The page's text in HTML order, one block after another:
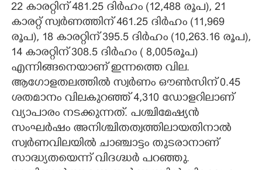
22 കാരറ്റിന് 481.25 ദിർഹം (12,488 രൂപ), 21
കാരറ്റ് സ്വർണത്തിന് 461.25 ദിർഹം (11,969
രൂപ), 18 കാരറ്റിന് 395.5 ദിർഹം (10,263.16 രൂപ),
14 കാരറ്റിന് 308.5 ദിർഹം ( 8,005രൂപ)
എന്നിങ്ങനെയാണ് ഇന്നത്തെ വില.
ആഗോളതലത്തിൽ സ്വർണം ഔൺസിന് 0.45
ശതമാനം വിലകുറഞ്ഞ് 4,310 ഡോളറിലാണ്
വ്യാപാരം നടക്കുന്നത്. പശ്ചിമേഷ്യൻ
സംഘർഷം അനിശ്ചിതത്വത്തിലായതിനാൽ
സ്വർണവിലയിൽ ചാഞ്ചാട്ടം തുടരാനാണ്
സാദ്ധ്യതയെന്ന് വിദഗ്ദ്ധർ പറഞ്ഞു.